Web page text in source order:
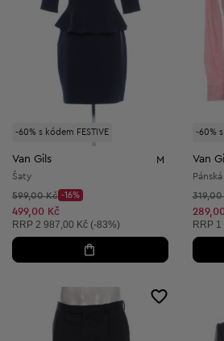
-60% s kódem FESTIVE
Van Gils M
Šaty
Původní cena:
599,00 Kč
Discount Price:
-16%
Snížená cena:
499,00 Kč
Doporučená cena:
RRP 2 987,00 Kč (-83%)
-60%
Van
RRP 1